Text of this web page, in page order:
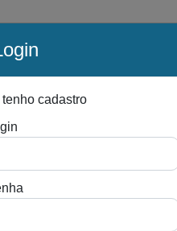
002 FECHADO
5 0
tenho cadastro